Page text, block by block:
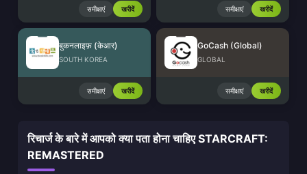
समीक्षाएं खरीदें समीक्षाएं खरीदें
बुकनलाइफ़ (केआर)
SOUTH KOREA
समीक्षाएं खरीदें
GoCash (Global)
GLOBAL
समीक्षाएं खरीदें
रिचार्ज के बारे में आपको क्या पता होना चाहिए STARCRAFT:
REMASTERED